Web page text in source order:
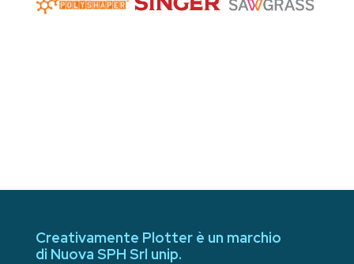
Creativamente Plotter è un marchio
di Nuova SPH Srl unip.